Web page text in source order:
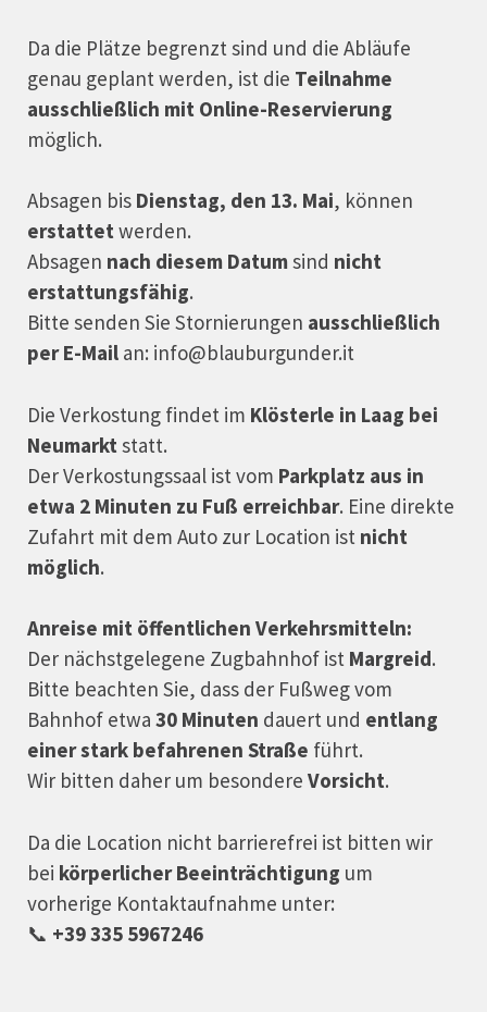
Da die Plätze begrenzt sind und die Abläufe
genau geplant werden, ist die Teilnahme
ausschließlich mit Online-Reservierung
möglich.
Absagen bis Dienstag, den 13. Mai, können
erstattetwerden.
Absagen nach diesem Datumsind nicht
erstattungsfähig.
Bitte senden Sie Stornierungen ausschließlich
per E-Mail an: info@blauburgunder.it
Die Verkostung findet im Klösterle in Laag bei
Neumarkt statt.
Der Verkostungssaal ist vom Parkplatz aus in
etwa 2 Minuten zu Fuß erreichbar. Eine direkte
Zufahrt mit dem Auto zur Location ist nicht
möglich.
Anreise mit öffentlichen Verkehrsmitteln:
Der nächstgelegene Zugbahnhof ist Margreid.
Bitte beachten Sie, dass der Fußweg vom
Bahnhof etwa 30 Minuten dauert und entlang
einer stark befahrenen Straße führt.
Wir bitten daher um besondere Vorsicht.
Da die Location nicht barrierefrei ist bitten wir
bei körperlicher Beeinträchtigung um
vorherige Kontaktaufnahme unter:
📞 +39 335 5967246